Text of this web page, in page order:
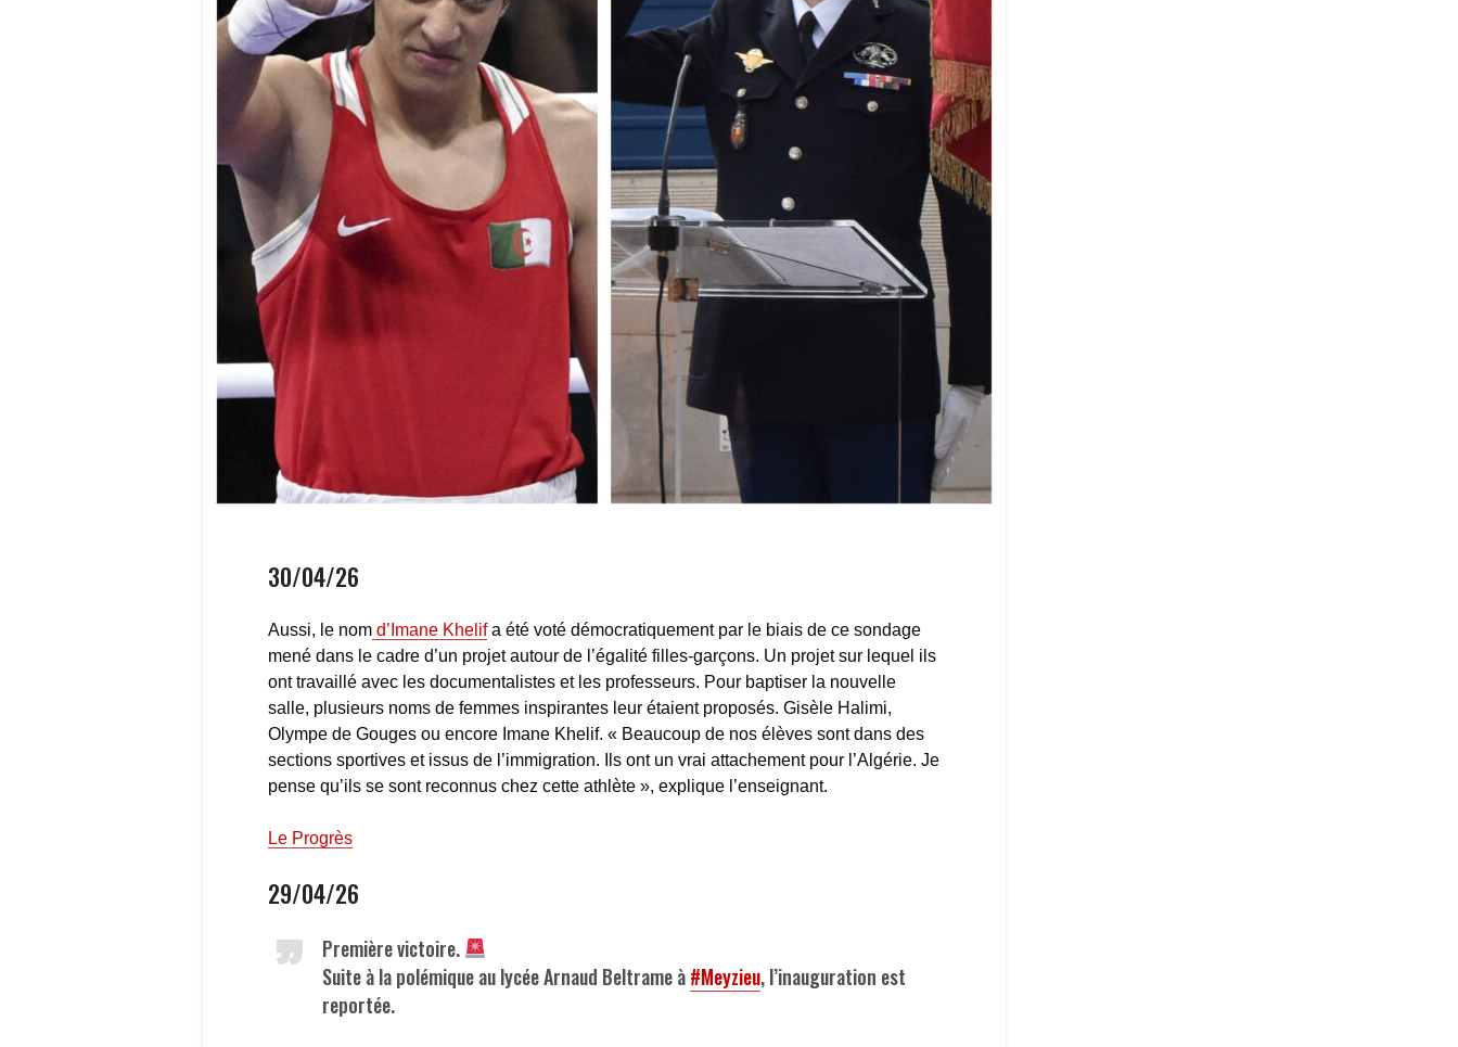
30/04/26
Aussi, le nom d’Imane Khelifa été voté démocratiquement par le biais de ce sondage
mené dans le cadre d’un projet autour de l’égalité filles-garçons. Un projet sur lequel ils
ont travaillé avec les documentalistes et les professeurs. Pour baptiser la nouvelle
salle, plusieurs noms de femmes inspirantes leur étaient proposés. Gisèle Halimi,
Olympe de Gouges ou encore Imane Khelif. « Beaucoup de nos élèves sont dans des
sections sportives et issus de l’immigration. Ils ont un vrai attachement pour l’Algérie. Je
pense qu’ils se sont reconnus chez cette athlète », explique l’enseignant.
Le Progrès
29/04/26
Première victoire.
Suite à la polémique au lycée Arnaud Beltrame à#Meyzieu, l’inauguration est
reportée.